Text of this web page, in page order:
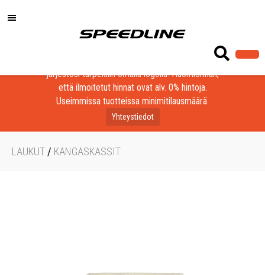
Löydä laadukkaat tuotteet yrityksesi, seurasi tai
järjestösi tarpeisiin omalla logolla! Huomioithan,
että ilmoitetut hinnat ovat alv. 0% hintoja.
Useimmissa tuotteissa minimitilausmäärä.
Yhteystiedot
LAUKUT / KANGASKASSIT